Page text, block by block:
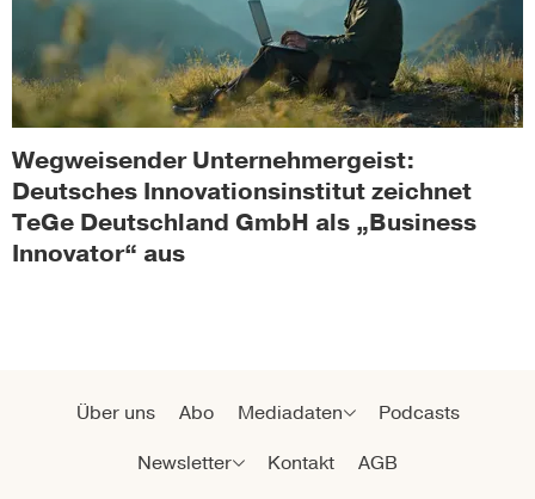
Wegweisender Unternehmergeist:
Deutsches Innovationsinstitut zeichnet
TeGe Deutschland GmbH als „Business
Innovator“ aus
Über uns Abo Mediadaten
Podcasts
Newsletter
Kontakt
AGB